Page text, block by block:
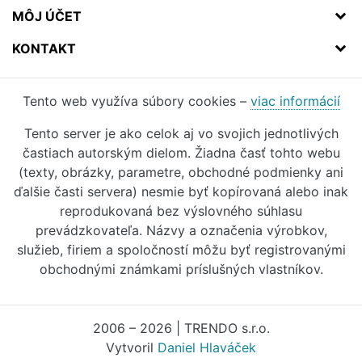
MÔJ ÚČET
KONTAKT
Tento web využíva súbory cookies – viac informácií
Tento server je ako celok aj vo svojich jednotlivých
častiach autorským dielom. Žiadna časť tohto webu
(texty, obrázky, parametre, obchodné podmienky ani
ďalšie časti servera) nesmie byť kopírovaná alebo inak
reprodukovaná bez výslovného súhlasu
prevádzkovateľa. Názvy a označenia výrobkov,
služieb, firiem a spoločností môžu byť registrovanými
obchodnými známkami príslušných vlastníkov.
2006 – 2026 | TRENDO s.r.o.
Vytvoril Daniel Hlaváček